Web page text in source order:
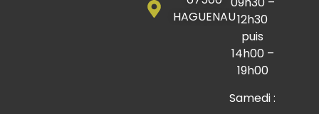
HAGUENAU12h30
puis
14h00 –
19h00
Samedi :